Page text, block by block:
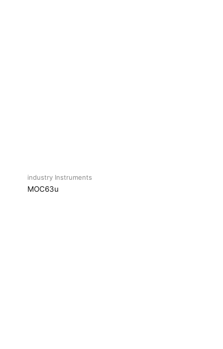
industry Instruments
MOC63u